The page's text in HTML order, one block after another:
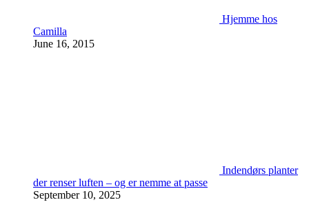
Hjemme hos
Camilla
June 16, 2015
Indendørs planter
der renser luften – og er nemme at passe
September 10, 2025